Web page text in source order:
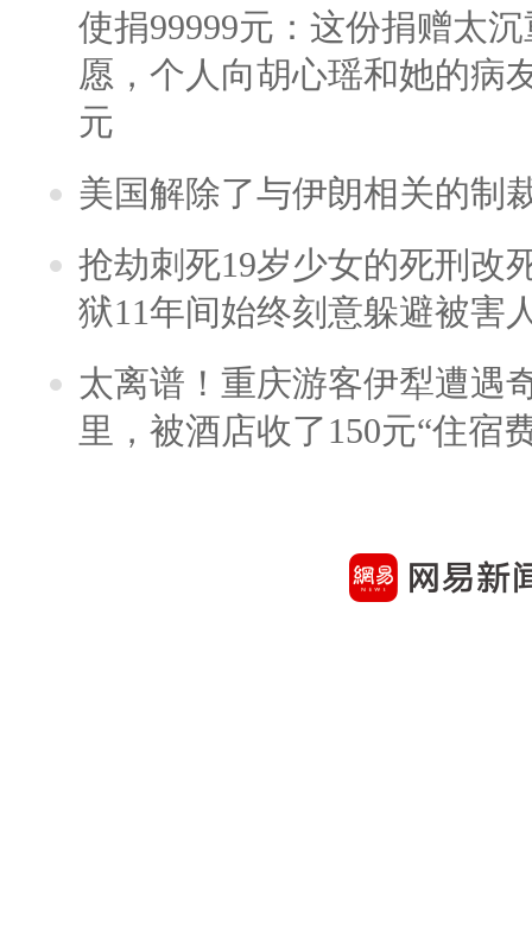
使捐99999元：这份捐赠太
愿，个人向胡心瑶和她的病
元
美国解除了与伊朗相关的制
抢劫刺死19岁少女的死刑改
狱11年间始终刻意躲避被害
太离谱！重庆游客伊犁遭遇
里，被酒店收了150元“住宿